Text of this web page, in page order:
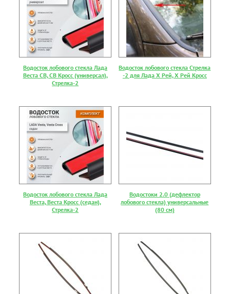
Водосток лобового стекла Лада
Веста СВ, СВ Кросс (универсал),
Стрелка-2
Водосток лобового стекла Стрелка
-2 для Лада Х Рей, Х Рей Кросс
Водосток лобового стекла Лада
Веста, Веста Кросс (седан),
Стрелка-2
Водостоки 2.0 (дефлектор
лобового стекла) универсальные
(80 см)